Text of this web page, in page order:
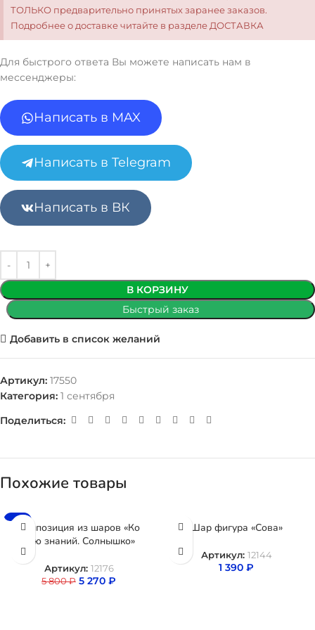
ТОЛЬКО предварительно принятых заранее заказов.
Подробнее о доставке читайте в разделе ДОСТАВКА
Для быстрого ответа Вы можете написать нам в
мессенджеры:
Написать в MAX
Написать в Telegram
Написать в ВК
В КОРЗИНУ
Быстрый заказ
Добавить в список желаний
Артикул: 17550
Категория: 1 сентября
Поделиться:
Похожие товары
-9%
Композиция из шаров «Ко
дню знаний. Солнышко»
Артикул: 12176
5 800₽ 5 270 ₽
Шар фигура «Сова»
Артикул: 12144
1 390 ₽